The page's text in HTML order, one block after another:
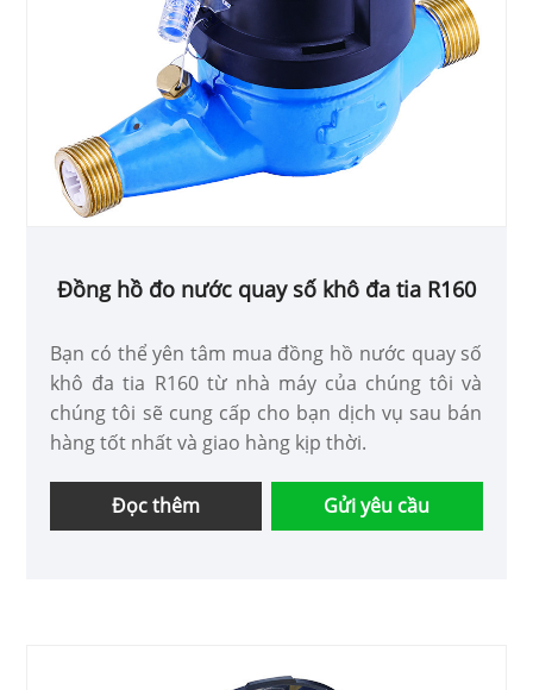
Đồng hồ đo nước quay số khô đa tia R160
Bạn có thể yên tâm mua đồng hồ nước quay số
khô đa tia R160 từ nhà máy của chúng tôi và
chúng tôi sẽ cung cấp cho bạn dịch vụ sau bán
hàng tốt nhất và giao hàng kịp thời.
Đọc thêm Gửi yêu cầu